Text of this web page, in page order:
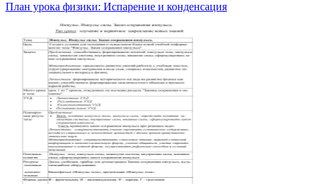
План урока физики: Испарение и конденсация